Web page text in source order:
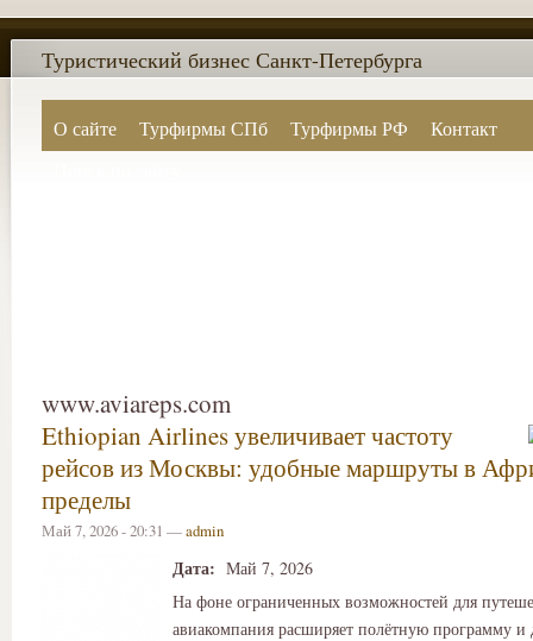
О сайте Турфирмы СПб Турфирмы РФ
Контакт
Туристический бизнес Санкт-Петербурга
www.aviareps.com
Ethiopian Airlines увеличивает частоту
рейсов из Москвы: удобные маршруты в
пределы
Май 7, 2026 - 20:31 —admin
Дата: Май 7, 2026
На фоне ограниченных возможностей для
авиакомпания расширяет полётную программу и